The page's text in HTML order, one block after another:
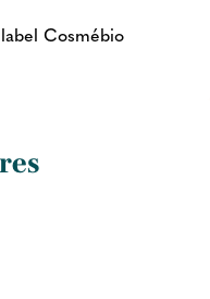
Cosmébio